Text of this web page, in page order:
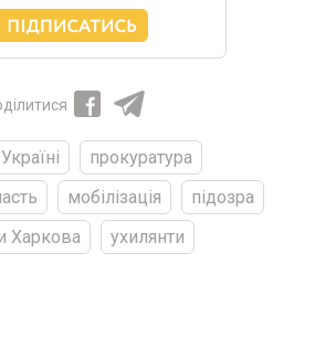
прокуратура
мобілізація
підозра
Харкова
ухилянти